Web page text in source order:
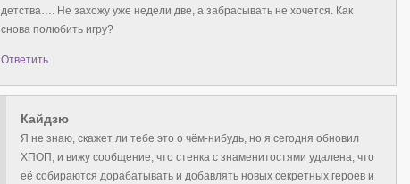
детства…. Не захожу уже недели две, а забрасывать не хочется. Как
снова полюбить игру?
Ответить
Кайдзю
Я не знаю, скажет ли тебе это о чём-нибудь, но я сегодня обновил
ХПОП, и вижу сообщение, что стенка с знаменитостями удалена, что
её собираются дорабатывать и добавлять новых секретных героев и